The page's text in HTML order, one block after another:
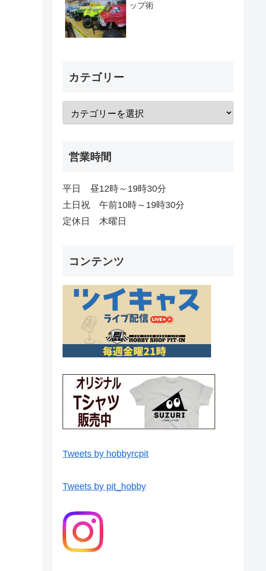
ップ術
カテゴリー
営業時間
平日 昼12時～19時30分
土日祝 午前10時～19時30分
定休日 木曜日
コンテンツ
Tweets by hobbyrcpit
Tweets by pit_hobby